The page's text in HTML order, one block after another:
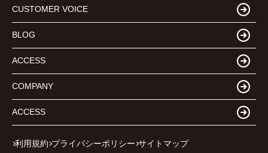
CUSTOMER VOICE
BLOG
ACCESS
COMPANY
ACCESS
利用規約 プライバシーポリシー サイトマップ